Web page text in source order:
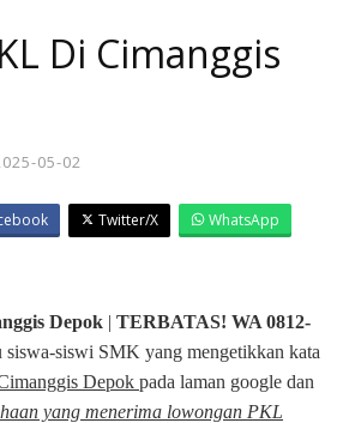
Di Cimanggis
05-02
Twitter/X
WhatsApp
Depok | TERBATAS! WA 0812-
siswa-siswi SMK yang mengetikkan kata
Depok pada laman google dan
yang menerima lowongan PKL